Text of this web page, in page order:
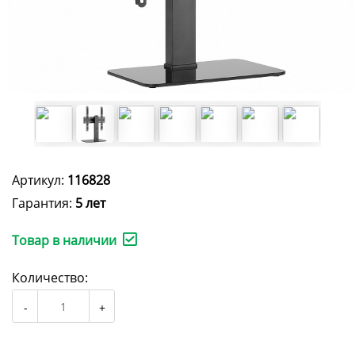
Артикул: 116828
Гарантия: 5 лет
Товар в наличии
Количество: